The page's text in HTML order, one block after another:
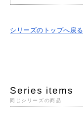
シリーズのトップへ戻る
Series items
同じシリーズの商品